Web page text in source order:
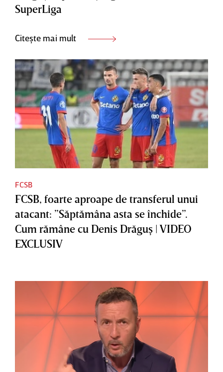
SuperLiga
Citește mai mult
FCSB
FCSB, foarte aproape de transferul unui
atacant: ”Săptămâna asta se închide”.
Cum rămâne cu Denis Drăguş | VIDEO
EXCLUSIV